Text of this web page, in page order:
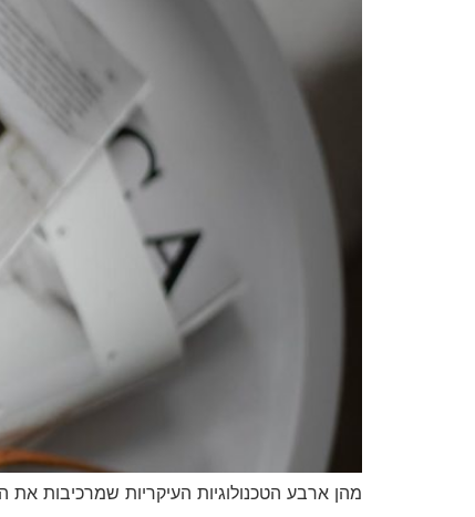
מהן ארבע הטכנולוגיות העיקריות שמרכיבות את